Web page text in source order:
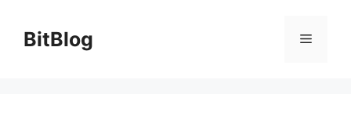
Inhalt
springen
BitBlog Menü